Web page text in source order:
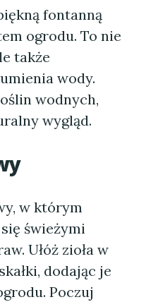
fontanną
ogrodu. To nie
także
wody.
wodnych,
wygląd.
w którym
świeżymi
Ułóż zioła w
dodając je
Poczuj